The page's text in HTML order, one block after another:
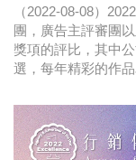
（2022-08-08）
團，廣告主評審團
獎項的評比，其中
選，每年精彩的作
牌足跡贏家
域動行銷公布人
時尚
金獎的代價 牛